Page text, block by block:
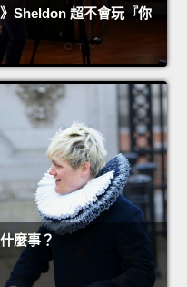
Sheldon 超不會玩『你
麼事？